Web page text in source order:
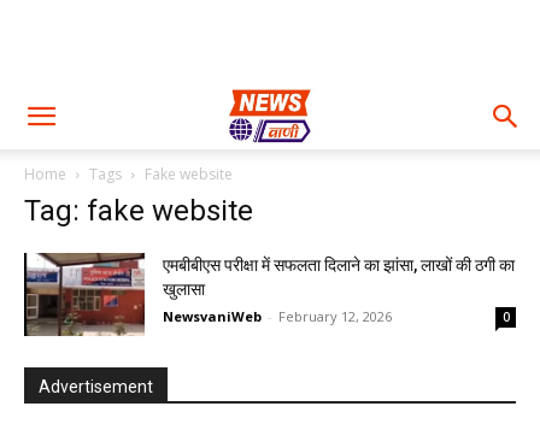
Home Tags Fake website
Tag: fake website
एमबीबीएस परीक्षा में सफलता दिलाने का झांसा, लाखों की ठगी का
खुलासा
NewsvaniWeb - February 12, 2026 0
Advertisement